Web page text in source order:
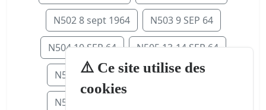
N502 8 sept 1964 N503 9 SEP 64
N504 10 SEP 64 N505 13-14 SEP 64
N506 15 SEP 64 N507 16 SEP 64
N508 17 SEP 64
⚠️ Ce site utilise des
cookies